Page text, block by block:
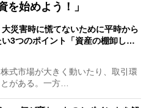
を始めよう！」
大災害時に慌てないために平時から
い3つのポイント「資産の棚卸し…
式市場が大きく動いたり、取引環
がある。一方…